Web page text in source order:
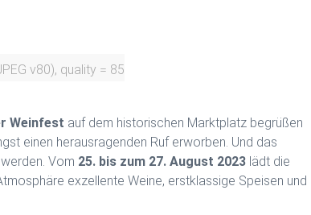
v80), quality = 85
Weinfest auf dem historischen Marktplatz begrüßen
einen herausragenden Ruf erworben. Und das
Vom 25. bis zum 27. August 2023lädt die
exzellente Weine, erstklassige Speisen und